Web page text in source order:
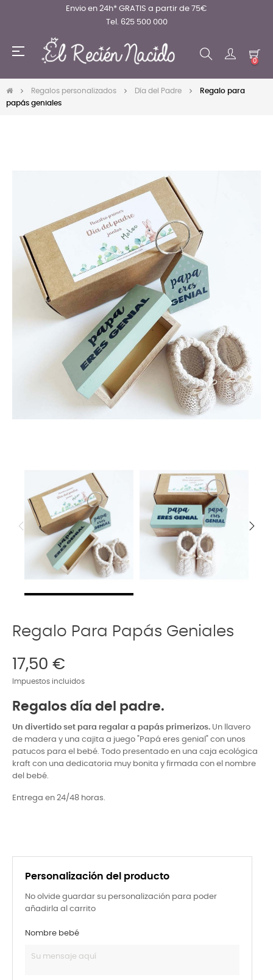
Envio en 24h* GRATIS a partir de 75€
Tel. 625 500 000
Navegación
☰
0
Regalos personalizados Día del Padre
Regalo para
papás geniales
Regalo Para Papás Geniales
17,50 €
Impuestos incluidos
Regalos día del padre.
Un divertido set para regalar a papás primerizos. Un llavero
de madera y una cajita a juego "Papá eres genial" con unos
patucos para el bebé. Todo presentado en una caja ecológica
kraft con una dedicatoria muy bonita y firmada con el nombre
del bebé.
Entrega en 24/48 horas.
Personalización del producto
No olvide guardar su personalización para poder
añadirla al carrito
Nombre bebé